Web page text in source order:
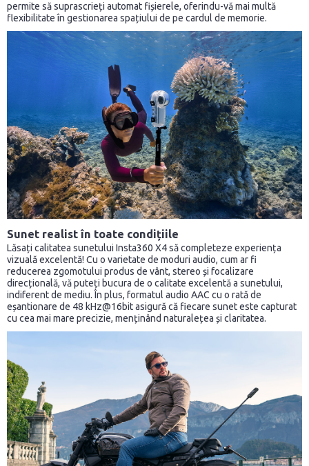
permite să suprascrieți automat fișierele, oferindu-vă mai multă
flexibilitate în gestionarea spațiului de pe cardul de memorie.
Sunet realist în toate condițiile
Lăsați calitatea sunetului Insta360 X4 să completeze experiența
vizuală excelentă! Cu o varietate de moduri audio, cum ar fi
reducerea zgomotului produs de vânt, stereo și focalizare
direcțională, vă puteți bucura de o calitate excelentă a sunetului,
indiferent de mediu. În plus, formatul audio AAC cu o rată de
eșantionare de 48 kHz@16bit asigură că fiecare sunet este capturat
cu cea mai mare precizie, menținând naturalețea și claritatea.